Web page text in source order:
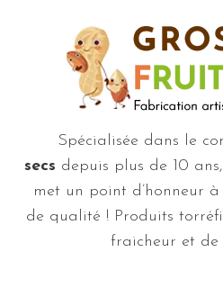
Spécialisée dans le
secs depuis plus de 10
met un point d’honneur
de qualité ! Produits
fraicheur et de